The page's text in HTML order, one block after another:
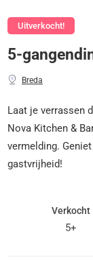
Uitverkocht!
5-
Breda
Laat je verrassen
Nova Kitchen &
vermelding.
gastvrijheid!
Verkocht
5+